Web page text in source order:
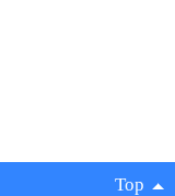
Top